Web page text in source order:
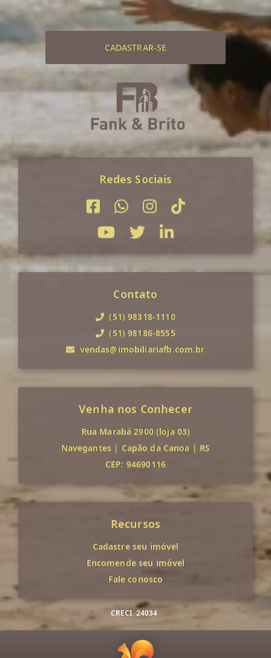
CADASTRAR-SE
Redes Sociais
Contato
(51) 98318-1110
(51) 98186-8555
vendas@imobiliariafb.com.br
Venha nos Conhecer
Rua Marabá 2900 (loja 03)
Navegantes | Capão da Canoa | RS
CEP: 94690116
Recursos
Cadastre seu imóvel
Encomende seu imóvel
Fale conosco
CRECI 24034